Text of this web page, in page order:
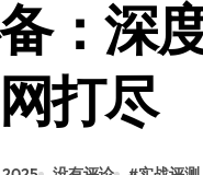
技术融合赋能科技，开
赋能运维：实时处理提
：深
打尽